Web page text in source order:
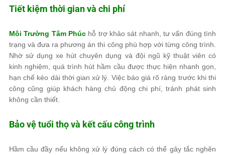
Tiết kiệm thời gian và chi phí
Môi Trường Tâm Phúc hỗ trợ khảo sát nhanh, tư vấn đúng tình
trạng và đưa ra phương án thi công phù hợp với từng công trình.
Nhờ sử dụng xe hút chuyên dụng và đội ngũ kỹ thuật viên có
kinh nghiệm, quá trình hút hầm cầu được thực hiện nhanh gọn,
hạn chế kéo dài thời gian xử lý. Việc báo giá rõ ràng trước khi thi
công cũng giúp khách hàng chủ động chi phí, tránh phát sinh
không cần thiết.
Bảo vệ tuổi thọ và kết cấu công trình
Hầm cầu đầy nếu không xử lý đúng cách có thể gây tắc nghẽn